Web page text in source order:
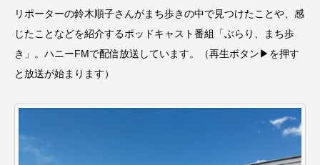
最終回【JAZZ Bar cozy】3月7
日（木）今回はビル・エヴァン
ス リバーサイド4部作を特集し
ました！
2024.03.07
【マイスイートガーデン】7月
日（火）配信 庭づくりは曲線
意識しています 三田グリーン
ットの山本さん
2026.07.14
リポーターの鈴木順子さんがまち歩きの中で見つけたことや、感
じたことなどを紹介するポッドキャスト番組「ぶらり、まち歩
き」。ハニーFMで配信放送しています。（再生ボタン▶を押す
と放送が始まります）